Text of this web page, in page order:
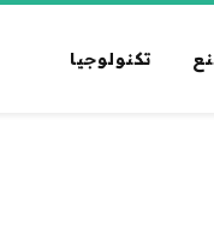
تكنولوجيا